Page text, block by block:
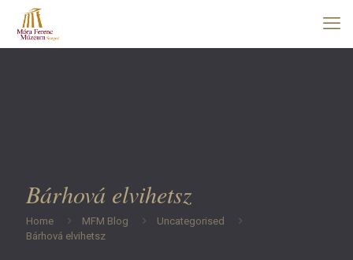
Bárhová elvihetsz
Home MFM Blog
Uncategorised
Bárhová elvihetsz